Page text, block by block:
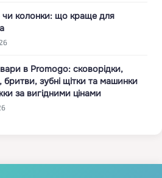
чи колонки: що краще для
в Promogo: сковорідки,
бритви, зубні щітки та машинки
за вигідними цінами